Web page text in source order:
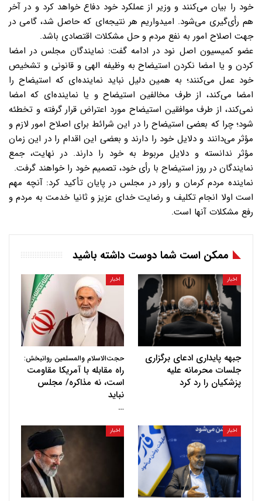
خود را بیان می‌کنند و وزیر از عملکرد خود دفاع خواهد کرد و در آخر
هم رأی‌گیری می‌شود. امیدواریم هر نتیجه‌ای که حاصل شد، گامی در
جهت اصلاح امور به نفع مردم و حل مشکلات اقتصادی باشد.
عضو کمیسیون اصل نود در ادامه گفت: نمایندگان مجلس در امضا
کردن و یا امضا نکردن استیضاح به وظیفه الهی و قانونی و تشخیص
خود عمل می‌کنند؛ به همین دلیل نباید نماینده‌ای که استیضاح را
امضا می‌کند، از طرف مخالفین استیضاح و یا نماینده‌ای که امضا
نمی‌کند، از طرف موافقین استیضاح مورد اعتراض قرار گرفته و تخطئه
شود؛ چرا که بعضی استیضاح را در این شرائط برای اصلاح امور لازم و
مؤثر می‌دانند و دلایل خود را دارند و بعضی این اقدام را در این زمان
مؤثر ندانسته و دلایل مربوط به خود را دارند. در نهایت، جمع
نمایندگان در روز استیضاح با رأی خود، تصمیم خود را خواهند گرفت.
نماینده مردم کرمان و راور در مجلس در پایان تأکید کرد: آنچه مهم
است اولا انجام تکلیف و رضایت خدای عزیز و ثانیا خدمت به مردم و
رفع مشکلات آنها است.
ممکن است شما دوست داشته باشید
اخبار
جبهه پایداری ادعای برگزاری
جلسات محرمانه علیه
پزشکیان را رد کرد
اخبار
حجت‌الاسلام والمسلمین روانبخش:
راه مقابله با آمریکا مقاومت
است، نه مذاکره/ مجلس
نباید
…
اخبار اخبار